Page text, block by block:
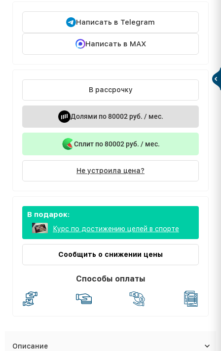
Написать в Telegram
Написать в MAX
В рассрочку
Долями по 80002 руб. / мес.
Сплит по 80002 руб. / мес.
Не устроила цена?
В подарок:
Курс по достижению целей в спорте
Сообщить о снижении цены
Способы оплаты
Описание